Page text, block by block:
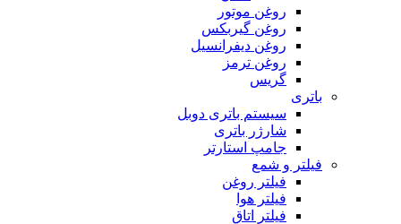
روغن موتور
روغن گیربکس
روغن دیفرانسیل
روغن ترمز
گریس
باتری
سیستم باتری دوبل
شارژر باتری
جامپ استارتر
فیلتر و شمع
فیلتر روغن
فیلتر هوا
فیلتر اتاق